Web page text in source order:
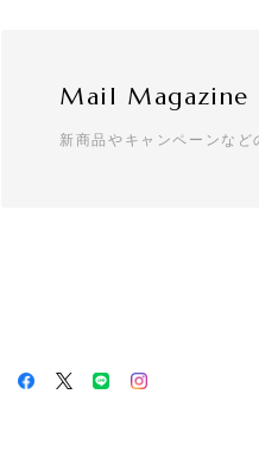
Mail Magazine
新商品やキャンペーンなど